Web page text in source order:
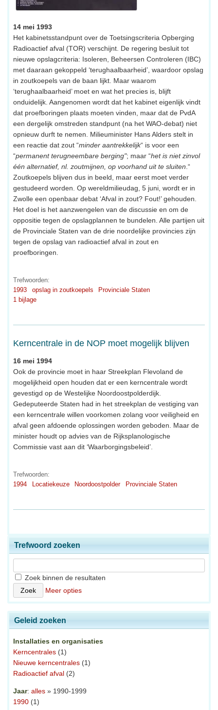
14 mei 1993
Het kabinetsstandpunt over de Toetsingscriteria Opberging
Radioactief afval (TOR) verschijnt. De regering besluit tot
nieuwe opslagcriteria: Isoleren, Beheersen Controleren (IBC)
met daaraan gekoppeld ‘terughaalbaarheid’, waardoor opslag
in zoutkoepels van de baan lijkt. Maar waarom
‘terughaalbaarheid’ moet en wat het precies is, blijft
onduidelijk. Aangenomen wordt dat het kabinet eigenlijk vindt
dat proefboringen plaats moeten vinden, maar dat de PvdA
een dergelijk omstreden standpunt (na het WAO-debat) niet
opnieuw durft te nemen. Milieuminister Hans Alders stelt in
een reactie dat zout “minder aantrekkelijk“ is voor een
“permanent terugneembare berging"; maar “het is niet zinvol
één alternatief, nl. zoutmijnen, op voorhand uit te sluiten .“
Zoutkoepels blijven dus in beeld, maar eerst moet verder
gestudeerd worden. Op wereldmilieudag, 5 juni, wordt er in
Zwolle een openbaar debat ‘Afval in zout? Fout!’ gehouden.
Het doel is het aanzwengelen van de discussie en om de
oppositie tegen de opslagplannen te bundelen. Alle partijen uit
de Provinciale Staten van de drie noordelijke provincies zijn
tegen de opslag van radioactief afval in zout en
proefboringen.
Trefwoorden:
1993
opslag in zoutkoepels
Provinciale Staten
1 bijlage
Kerncentrale in de NOP moet mogelijk blijven
16 mei 1994
Ook de provincie moet in haar Streekplan Flevoland de
mogelijkheid open houden dat er een kerncentrale wordt
gevestigd op de Westelijke Noordoostpolderdijk.
Gedeputeerde Staten had in het streekplan de vestiging van
een kerncentrale willen voorkomen zolang voor veiligheid en
afval geen afdoende oplossingen worden geboden. Maar de
minister houdt op advies van de Rijksplanologische
Commissie vast aan dit ‘Waarborgingsbeleid’.
Trefwoorden:
1994
Locatiekeuze Noordoostpolder Provinciale Staten
Trefwoord zoeken
Zoek binnen de resultaten
Meer opties
Geleid zoeken
Installaties en organisaties
Kerncentrales (1)
Nieuwe kerncentrales (1)
Radioactief afval (2)
Jaar: alles » 1990-1999
1990 (1)